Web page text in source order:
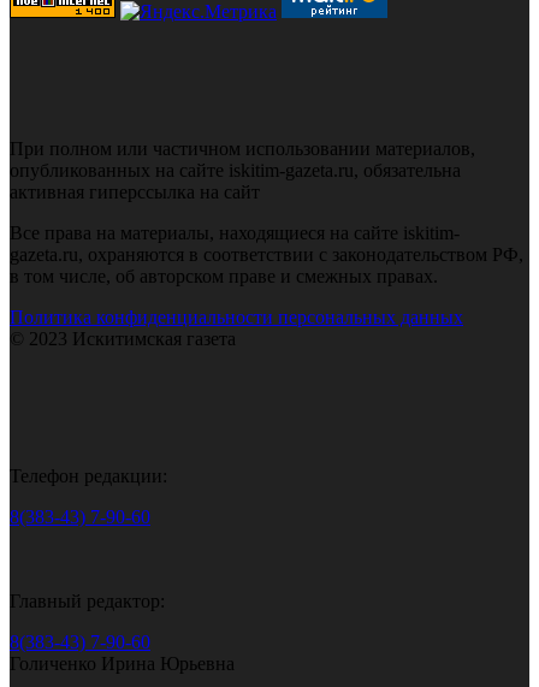
При полном или частичном использовании материалов,
опубликованных на сайте iskitim-gazeta.ru, обязательна
активная гиперссылка на сайт
Все права на материалы, находящиеся на сайте iskitim-
gazeta.ru, охраняются в соответствии с законодательством РФ,
в том числе, об авторском праве и смежных правах.
Политика конфиденциальности персональных данных
© 2023 Искитимская газета
Телефон редакции:
8(383-43) 7-90-60
Главный редактор:
8(383-43) 7-90-60
Голиченко Ирина Юрьевна